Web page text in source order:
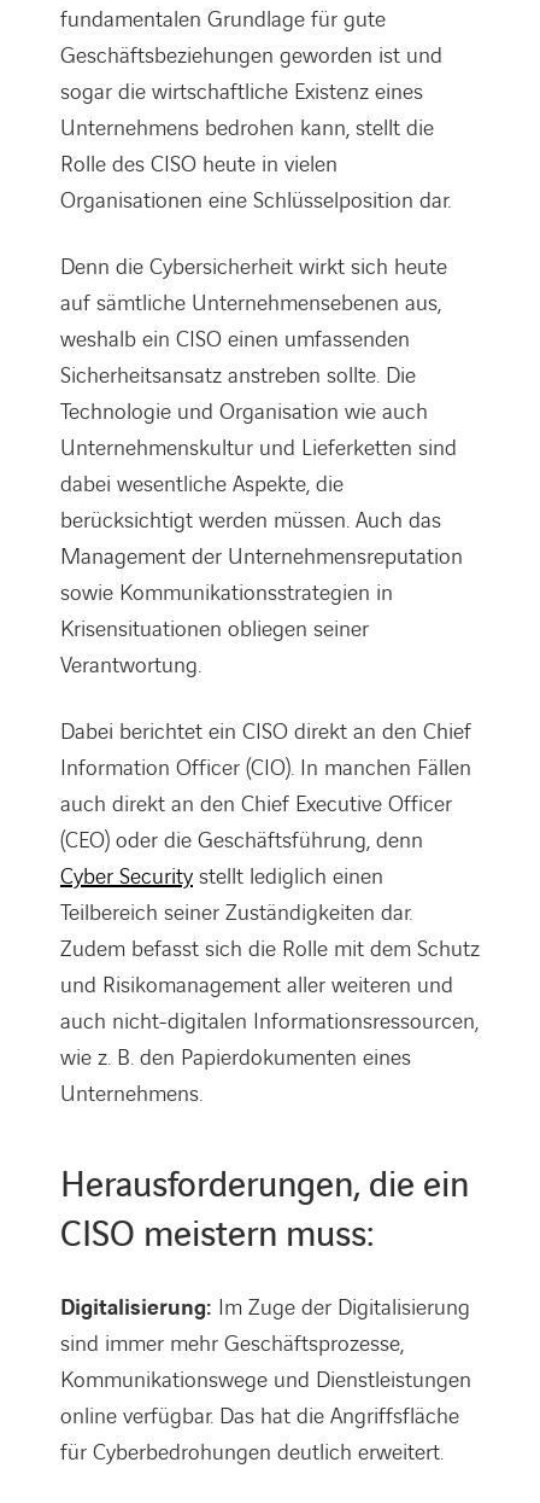
fundamentalen Grundlage für gute
Geschäftsbeziehungen geworden ist und
sogar die wirtschaftliche Existenz eines
Unternehmens bedrohen kann, stellt die
Rolle des CISO heute in vielen
Organisationen eine Schlüsselposition dar.
Denn die Cybersicherheit wirkt sich heute
auf sämtliche Unternehmensebenen aus,
weshalb ein CISO einen umfassenden
Sicherheitsansatz anstreben sollte. Die
Technologie und Organisation wie auch
Unternehmenskultur und Lieferketten sind
dabei wesentliche Aspekte, die
berücksichtigt werden müssen. Auch das
Management der Unternehmensreputation
sowie Kommunikationsstrategien in
Krisensituationen obliegen seiner
Verantwortung.
Dabei berichtet ein CISO direkt an den Chief
Information Officer (CIO). In manchen Fällen
auch direkt an den Chief Executive Officer
(CEO) oder die Geschäftsführung, denn
Cyber Security stellt lediglich einen
Teilbereich seiner Zuständigkeiten dar.
Zudem befasst sich die Rolle mit dem Schutz
und Risikomanagement aller weiteren und
auch nicht-digitalen Informationsressourcen,
wie z. B. den Papierdokumenten eines
Unternehmens.
Herausforderungen, die ein
CISO meistern muss:
Digitalisierung: Im Zuge der Digitalisierung
sind immer mehr Geschäftsprozesse,
Kommunikationswege und Dienstleistungen
online verfügbar. Das hat die Angriffsfläche
für Cyberbedrohungen deutlich erweitert.